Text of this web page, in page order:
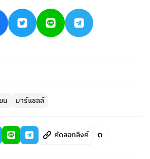
น มาร์แชลล์
คัดลอกลิงค์